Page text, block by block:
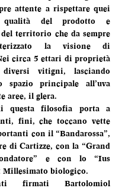
attente a rispettare quei
del prodotto e
territorio che da sempre
la visione di
circa 5 ettari di proprietà
vitigni, lasciando
spazio principale all’uva
aree, il glera.
questa filosofia porta a
fini, che toccano vette
con il “Bandarossa”,
di Cartizze, con la “Grand
e con lo “Ius
Millesimato biologico.
firmati Bartolomiol